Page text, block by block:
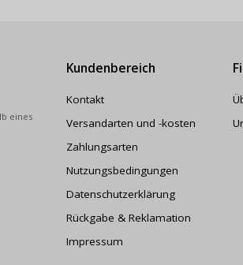
eines
Kundenbereich
Kontakt
Versandarten und -kosten
Zahlungsarten
Nutzungsbedingungen
Datenschutzerklärung
Rückgabe & Reklamation
Impressum